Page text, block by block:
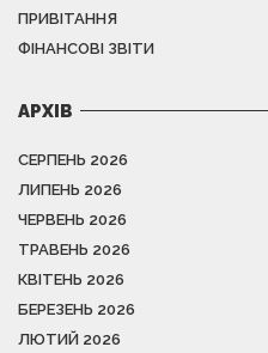
ПРИВІТАННЯ
ФІНАНСОВІ ЗВІТИ
АРХІВ
СЕРПЕНЬ 2026
ЛИПЕНЬ 2026
ЧЕРВЕНЬ 2026
ТРАВЕНЬ 2026
КВІТЕНЬ 2026
БЕРЕЗЕНЬ 2026
ЛЮТИЙ 2026